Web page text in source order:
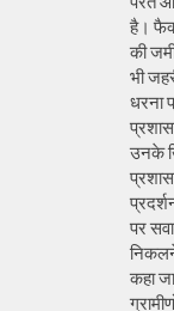
है।
की
भी
धरना
उनके
पर
कहा